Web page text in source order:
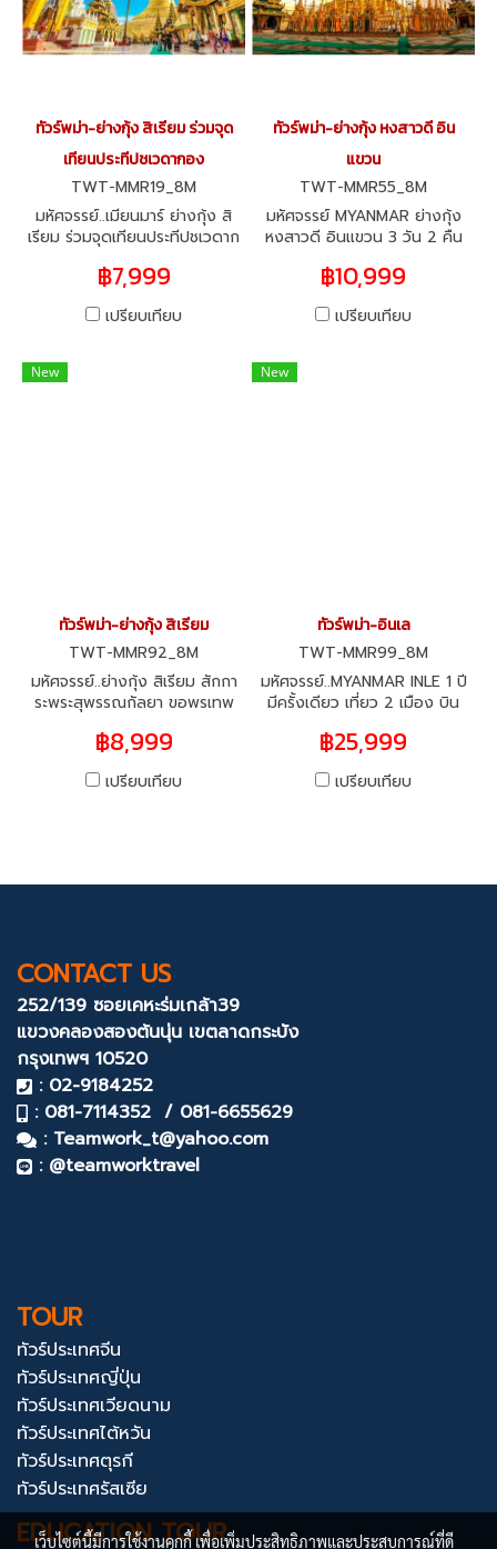
ทัวร์พม่า-ย่างกุ้ง สิเรียม ร่วมจุด
เทียนประทีปชเวดากอง
TWT-MMR19_8M
มหัศจรรย์..เมียนมาร์ ย่างกุ้ง สิ
เรียม ร่วมจุดเทียนประทีปชเวดาก
฿7,999
เปรียบเทียบ
ทัวร์พม่า-ย่างกุ้ง หงสาวดี อิน
แขวน
TWT-MMR55_8M
มหัศจรรย์ MYANMAR ย่างกุ้ง
หงสาวดี อินแขวน 3 วัน 2 คืน
฿10,999
เปรียบเทียบ
New
ทัวร์พม่า-ย่างกุ้ง สิเรียม
TWT-MMR92_8M
มหัศจรรย์..ย่างกุ้ง สิเรียม สักกา
ระพระสุพรรณกัลยา ขอพรเทพ
฿8,999
เปรียบเทียบ
New
ทัวร์พม่า-อินเล
TWT-MMR99_8M
มหัศจรรย์..MYANMAR INLE 1 ปี
มีครั้งเดียว เที่ยว 2 เมือง บิน
วัน 2 คืน
฿25,999
เปรียบเทียบ
CONTACT US
252/139 ซอยเคหะร่มเกล้า39
แขวงคลองสองต้นนุ่น เขตลาดกระบัง
กรุงเทพฯ 10520
: 02-9184252
: 081-7114352 / 081-6655629
: Teamwork_t@yahoo.com
: @teamworktravel
TOUR
ทัวร์ประเทศจีน
ทัวร์ประเทศญี่ปุ่น
ทัวร์ประเทศเวียดนาม
ทัวร์ประเทศไต้หวัน
ทัวร์ประเทศตุรกี
ทัวร์ประเทศรัสเซีย
EDUCATION TOUR
เว็บไซต์นี้มีการใช้งานคุกกี้ เพื่อเพิ่มประสิทธิภาพและประสบการณ์ที่ดี